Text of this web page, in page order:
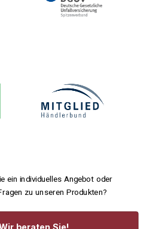
ein individuelles Angebot oder
zu unseren Produkten?
beraten Sie!